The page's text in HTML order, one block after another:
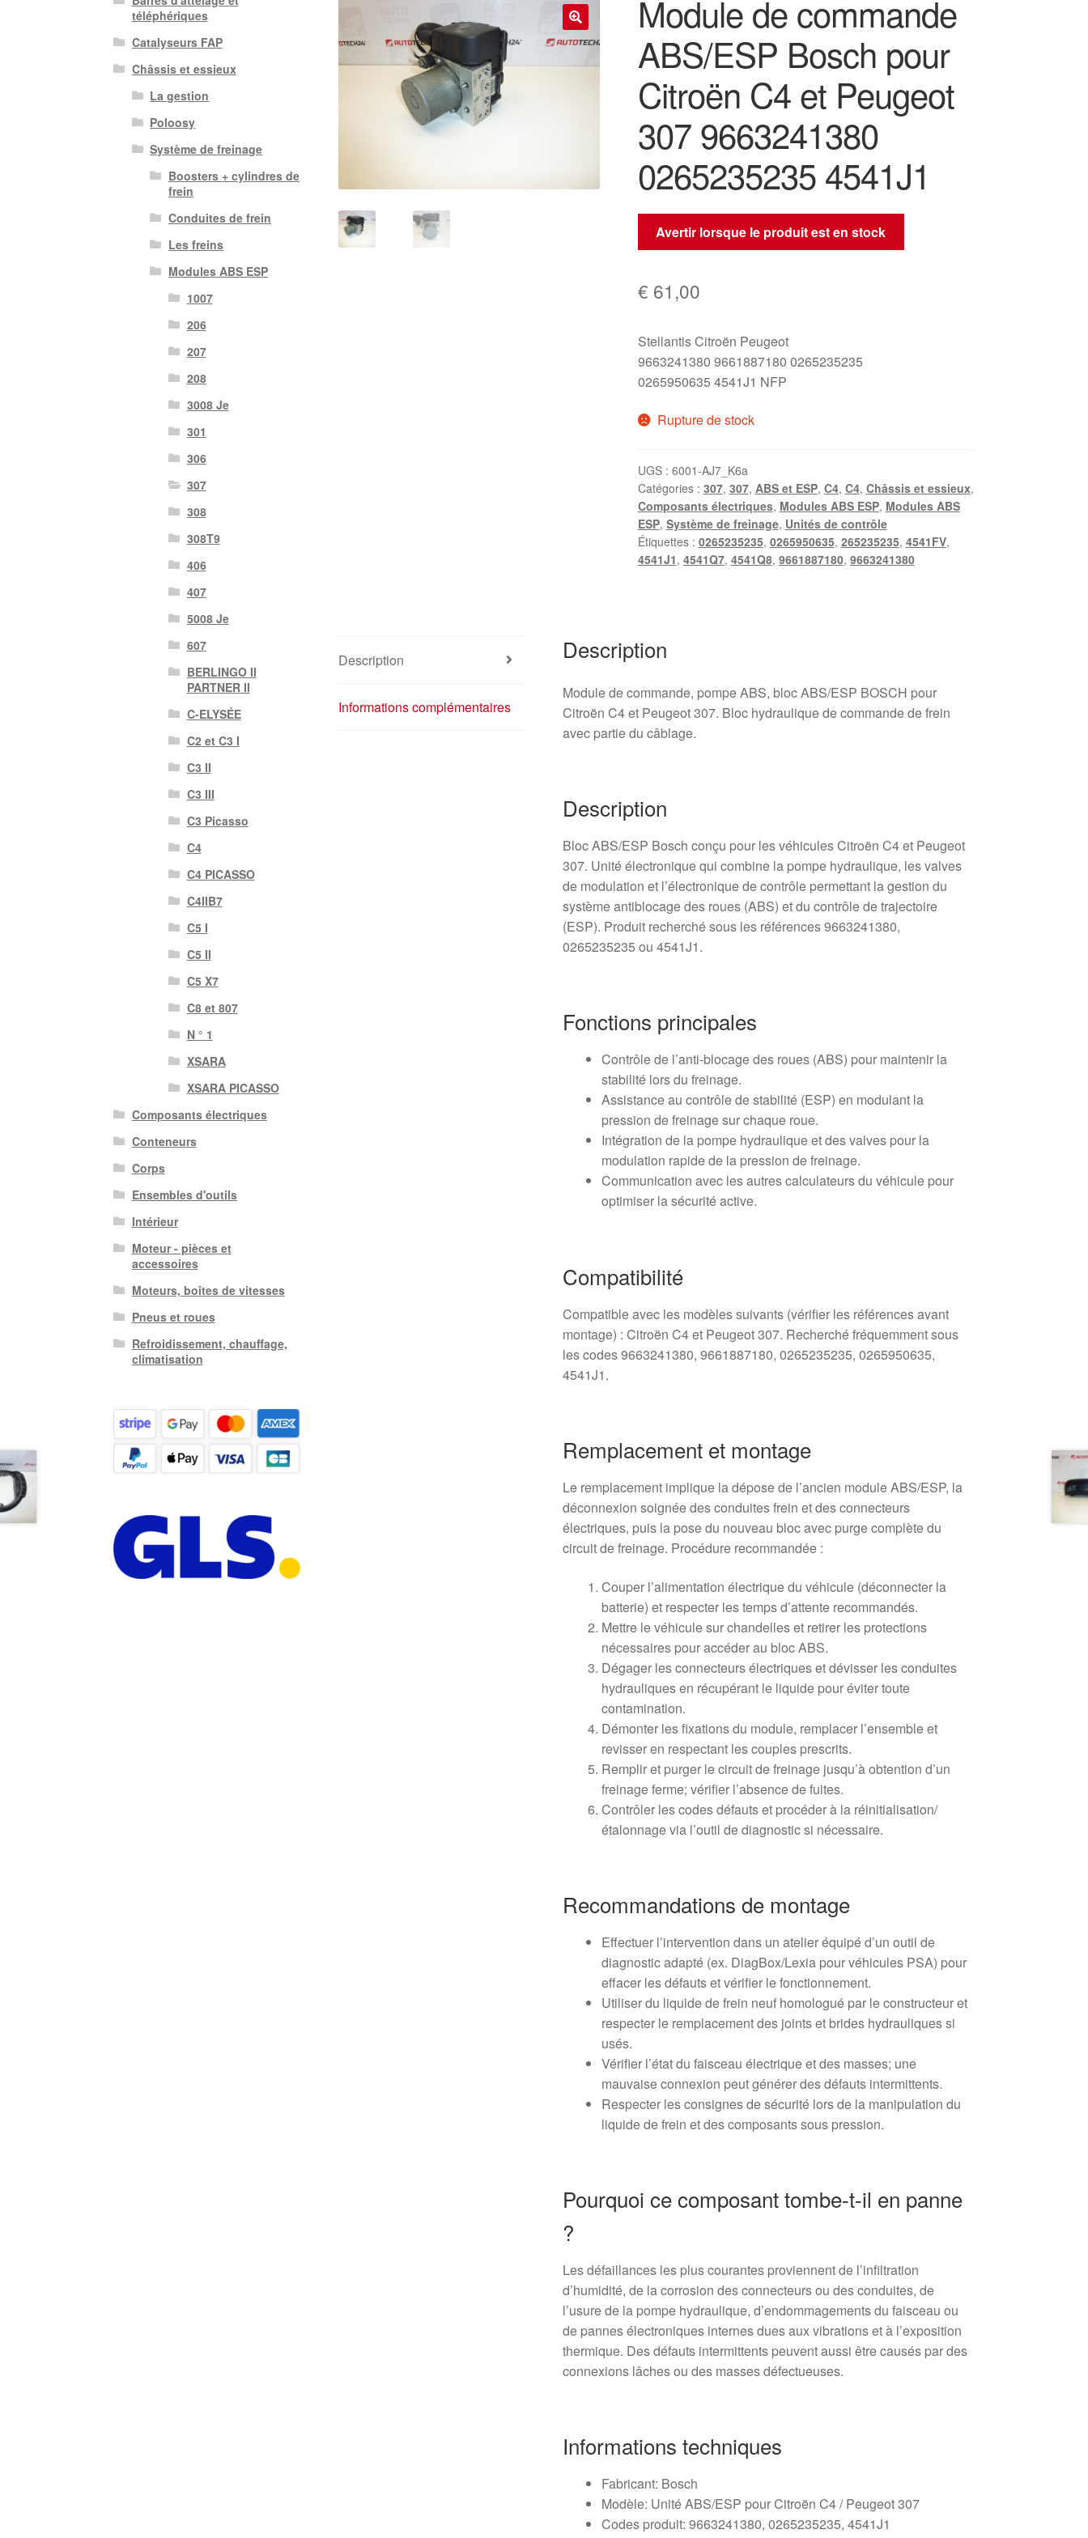
🔍
Module de commande
ABS/ESP Bosch pour
Citroën C4 et Peugeot
307 9663241380
0265235235 4541J1
Avertir lorsque le produit est en stock
€ 61,00
Stellantis Citroën Peugeot
9663241380 9661887180 0265235235
0265950635 4541J1 NFP
Rupture de stock
UGS : 6001-AJ7_K6a
Catégories : 307, 307, ABS et ESP, C4, C4, Châssis et essieux,
Composants électriques, Modules ABS ESP, Modules ABS
ESP, Système de freinage, Unités de contrôle
Étiquettes : 0265235235, 0265950635, 265235235, 4541FV,
4541J1, 4541Q7, 4541Q8, 9661887180, 9663241380
Description
Informations complémentaires
Description
Module de commande, pompe ABS, bloc ABS/ESP BOSCH pour
Citroën C4 et Peugeot 307. Bloc hydraulique de commande de frein
avec partie du câblage.
Description
Bloc ABS/ESP Bosch conçu pour les véhicules Citroën C4 et Peugeot
307. Unité électronique qui combine la pompe hydraulique, les valves
de modulation et l’électronique de contrôle permettant la gestion du
système antiblocage des roues (ABS) et du contrôle de trajectoire
(ESP). Produit recherché sous les références 9663241380,
0265235235 ou 4541J1.
Fonctions principales
Contrôle de l’anti‑blocage des roues (ABS) pour maintenir la
stabilité lors du freinage.
Assistance au contrôle de stabilité (ESP) en modulant la
pression de freinage sur chaque roue.
Intégration de la pompe hydraulique et des valves pour la
modulation rapide de la pression de freinage.
Communication avec les autres calculateurs du véhicule pour
optimiser la sécurité active.
Compatibilité
Compatible avec les modèles suivants (vérifier les références avant
montage) : Citroën C4 et Peugeot 307. Recherché fréquemment sous
les codes 9663241380, 9661887180, 0265235235, 0265950635,
4541J1.
Remplacement et montage
Le remplacement implique la dépose de l’ancien module ABS/ESP, la
déconnexion soignée des conduites frein et des connecteurs
électriques, puis la pose du nouveau bloc avec purge complète du
circuit de freinage. Procédure recommandée :
Couper l’alimentation électrique du véhicule (déconnecter la
batterie) et respecter les temps d’attente recommandés.
Mettre le véhicule sur chandelles et retirer les protections
nécessaires pour accéder au bloc ABS.
Dégager les connecteurs électriques et dévisser les conduites
hydrauliques en récupérant le liquide pour éviter toute
contamination.
Démonter les fixations du module, remplacer l’ensemble et
revisser en respectant les couples prescrits.
Remplir et purger le circuit de freinage jusqu’à obtention d’un
freinage ferme; vérifier l’absence de fuites.
Contrôler les codes défauts et procéder à la réinitialisation/
étalonnage via l’outil de diagnostic si nécessaire.
Recommandations de montage
Effectuer l’intervention dans un atelier équipé d’un outil de
diagnostic adapté (ex. DiagBox/Lexia pour véhicules PSA) pour
effacer les défauts et vérifier le fonctionnement.
Utiliser du liquide de frein neuf homologué par le constructeur et
respecter le remplacement des joints et brides hydrauliques si
usés.
Vérifier l’état du faisceau électrique et des masses; une
mauvaise connexion peut générer des défauts intermittents.
Respecter les consignes de sécurité lors de la manipulation du
liquide de frein et des composants sous pression.
Pourquoi ce composant tombe-t-il en panne
?
Les défaillances les plus courantes proviennent de l’infiltration
d’humidité, de la corrosion des connecteurs ou des conduites, de
l’usure de la pompe hydraulique, d’endommagements du faisceau ou
de pannes électroniques internes dues aux vibrations et à l’exposition
thermique. Des défauts intermittents peuvent aussi être causés par des
connexions lâches ou des masses défectueuses.
Informations techniques
Fabricant: Bosch
Modèle: Unité ABS/ESP pour Citroën C4 / Peugeot 307
Codes produit: 9663241380, 0265235235, 4541J1
téléphériques
Catalyseurs FAP
Châssis et essieux
La gestion
Poloosy
Système de freinage
Boosters + cylindres de
frein
Conduites de frein
Les freins
Modules ABS ESP
1007
206
207
208
3008 Je
301
306
307
308
308T9
406
407
5008 Je
607
BERLINGO II
PARTNER II
C-ELYSÉE
C2 et C3 I
C3 II
C3 III
C3 Picasso
C4
C4 PICASSO
C4IIB7
C5 I
C5 II
C5 X7
C8 et 807
N ° 1
XSARA
XSARA PICASSO
Composants électriques
Conteneurs
Corps
Ensembles d'outils
Intérieur
Moteur - pièces et
accessoires
Moteurs, boîtes de vitesses
Pneus et roues
Refroidissement, chauffage,
climatisation